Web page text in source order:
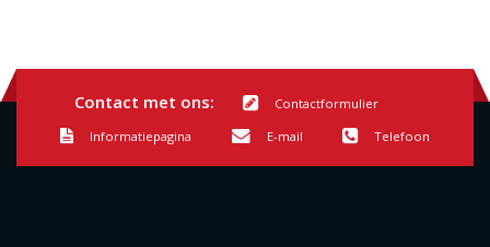
Contact met ons: Contactformulier
Informatiepagina E-mail Telefoon